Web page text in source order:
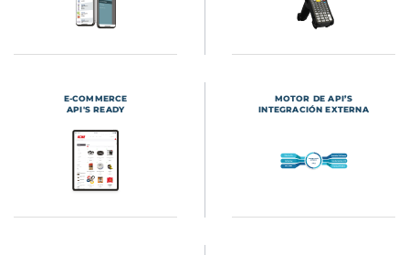
E-COMMERCE
API'S READY
MOTOR DE API’S
INTEGRACIÓN EXTERNA